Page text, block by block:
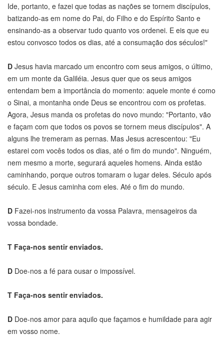
Ide, portanto, e fazei que todas as nações se tornem discípulos,
batizando-as em nome do Pai, do Filho e do Espírito Santo e
ensinando-as a observar tudo quanto vos ordenei. E eis que eu
estou convosco todos os dias, até a consumação dos séculos!"
D Jesus havia marcado um encontro com seus amigos, o último,
em um monte da Galiléia. Jesus quer que os seus amigos
entendam bem a importância do momento: aquele monte é como
o Sinai, a montanha onde Deus se encontrou com os profetas.
Agora, Jesus manda os profetas do novo mundo: "Portanto, vão
e façam com que todos os povos se tornem meus discípulos". A
alguns lhe tremeram as pernas. Mas Jesus acrescentou: "Eu
estarei com vocês todos os dias, até o fim do mundo". Ninguém,
nem mesmo a morte, segurará aqueles homens. Ainda estão
caminhando, porque outros tomaram o lugar deles. Século após
século. E Jesus caminha com eles. Até o fim do mundo.
D Fazei-nos instrumento da vossa Palavra, mensageiros da
vossa bondade.
T Faça-nos sentir enviados.
D Doe-nos a fé para ousar o impossível.
T Faça-nos sentir enviados.
D Doe-nos amor para aquilo que façamos e humildade para agir
em vosso nome.